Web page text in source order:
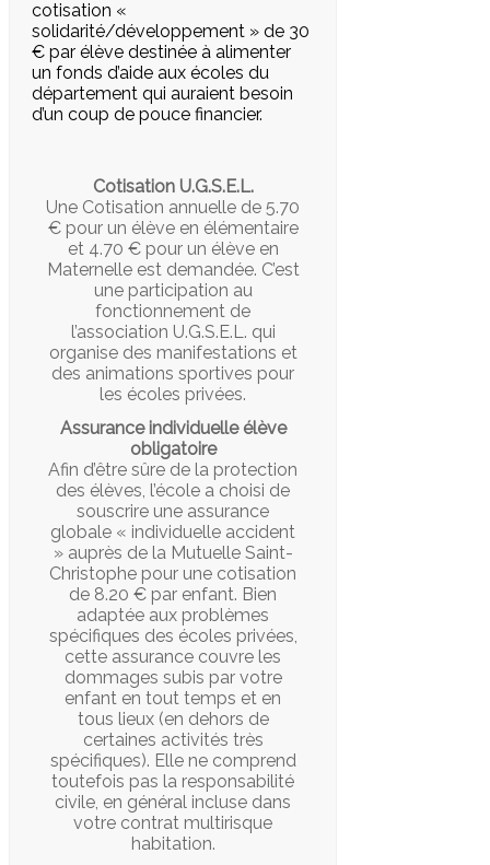
cotisation «
solidarité/développement » de 30
€ par élève destinée à alimenter
un fonds d’aide aux écoles du
département qui auraient besoin
d’un coup de pouce financier.
Cotisation U.G.S.E.L.
Une Cotisation annuelle de 5.70
€ pour un élève en élémentaire
et 4.70 € pour un élève en
Maternelle est demandée. C’est
une participation au
fonctionnement de
l’association U.G.S.E.L. qui
organise des manifestations et
des animations sportives pour
les écoles privées.
Assurance individuelle élève
obligatoire
Afin d’être sûre de la protection
des élèves, l’école a choisi de
souscrire une assurance
globale « individuelle accident
» auprès de la Mutuelle Saint-
Christophe pour une cotisation
de 8.20 € par enfant. Bien
adaptée aux problèmes
spécifiques des écoles privées,
cette assurance couvre les
dommages subis par votre
enfant en tout temps et en
tous lieux (en dehors de
certaines activités très
spécifiques). Elle ne comprend
toutefois pas la responsabilité
civile, en général incluse dans
votre contrat multirisque
habitation.